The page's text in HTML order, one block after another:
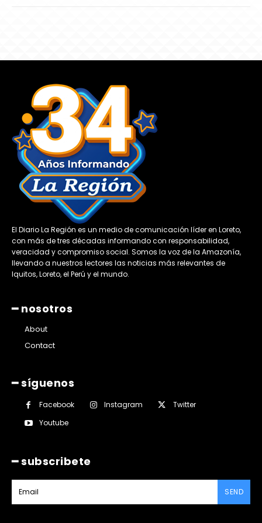
El Diario La Región es un medio de comunicación líder en Loreto,
con más de tres décadas informando con responsabilidad,
veracidad y compromiso social. Somos la voz de la Amazonía,
llevando a nuestros lectores las noticias más relevantes de
Iquitos, Loreto, el Perú y el mundo.
━ nosotros
About
Contact
━ síguenos
Facebook Instagram
Twitter
Youtube
━ subscribete
SEND